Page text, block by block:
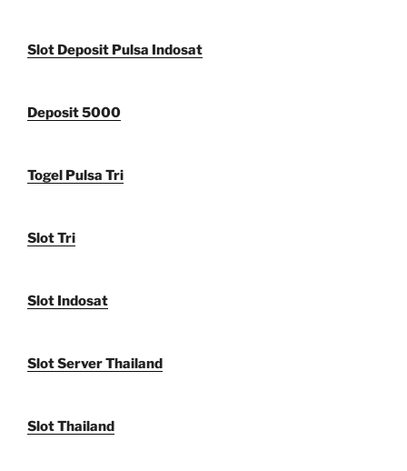
Slot Deposit Pulsa Indosat
Deposit 5000
Togel Pulsa Tri
Slot Tri
Slot Indosat
Slot Server Thailand
Slot Thailand